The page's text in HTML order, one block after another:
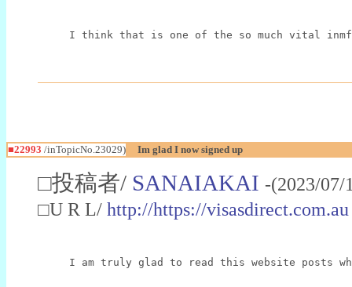
I think that is one of the so much vital
■22993 /inTopicNo.23029) Im glad I now signed up
□投稿者/ SANAIAKAI -(2023/
□U R L/ http://https://visasdirect.com.au
I am truly glad to read this website posts